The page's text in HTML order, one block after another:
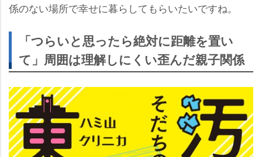
係のない場所で幸せに暮らしてもらいたいですね。
「つらいと思ったら絶対に距離を置い
て」周囲は理解しにくい歪んだ親子関係